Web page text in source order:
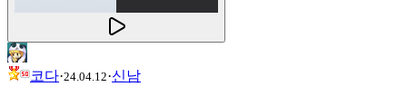
코다·24.04.12·신남